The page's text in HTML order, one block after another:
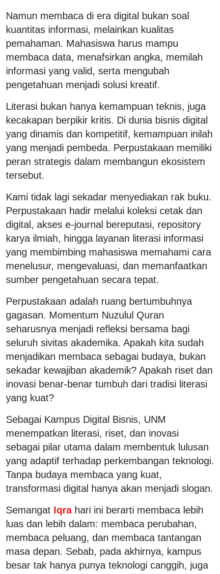
Namun membaca di era digital bukan soal
kuantitas informasi, melainkan kualitas
pemahaman. Mahasiswa harus mampu
membaca data, menafsirkan angka, memilah
informasi yang valid, serta mengubah
pengetahuan menjadi solusi kreatif.
Literasi bukan hanya kemampuan teknis, juga
kecakapan berpikir kritis. Di dunia bisnis digital
yang dinamis dan kompetitif, kemampuan inilah
yang menjadi pembeda. Perpustakaan memiliki
peran strategis dalam membangun ekosistem
tersebut.
Kami tidak lagi sekadar menyediakan rak buku.
Perpustakaan hadir melalui koleksi cetak dan
digital, akses e-journal bereputasi, repository
karya ilmiah, hingga layanan literasi informasi
yang membimbing mahasiswa memahami cara
menelusur, mengevaluasi, dan memanfaatkan
sumber pengetahuan secara tepat.
Perpustakaan adalah ruang bertumbuhnya
gagasan. Momentum Nuzulul Quran
seharusnya menjadi refleksi bersama bagi
seluruh sivitas akademika. Apakah kita sudah
menjadikan membaca sebagai budaya, bukan
sekadar kewajiban akademik? Apakah riset dan
inovasi benar-benar tumbuh dari tradisi literasi
yang kuat?
Sebagai Kampus Digital Bisnis, UNM
menempatkan literasi, riset, dan inovasi
sebagai pilar utama dalam membentuk lulusan
yang adaptif terhadap perkembangan teknologi.
Tanpa budaya membaca yang kuat,
transformasi digital hanya akan menjadi slogan.
Semangat Iqra hari ini berarti membaca lebih
luas dan lebih dalam: membaca perubahan,
membaca peluang, dan membaca tantangan
masa depan. Sebab, pada akhirnya, kampus
besar tak hanya punya teknologi canggih, juga